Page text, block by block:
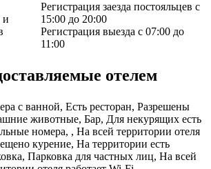
и
Регистрация заезда постояльцев с
15:00 до 20:00
Регистрация выезда с 07:00 до
11:00
отелем
с ванной, Есть ресторан, Разрешены
животные, Бар, Для некурящих есть
номера, , На всей территории отеля
курение, На территории есть
Парковка для частных лиц, На всей